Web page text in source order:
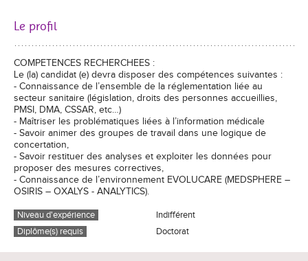
Le profil
COMPETENCES RECHERCHEES :
Le (la) candidat (e) devra disposer des compétences suivantes :
- Connaissance de l’ensemble de la réglementation liée au
secteur sanitaire (législation, droits des personnes accueillies,
PMSI, DMA, CSSAR, etc…)
- Maîtriser les problématiques liées à l’information médicale
- Savoir animer des groupes de travail dans une logique de
concertation,
- Savoir restituer des analyses et exploiter les données pour
proposer des mesures correctives,
- Connaissance de l’environnement EVOLUCARE (MEDSPHERE –
OSIRIS – OXALYS - ANALYTICS).
Niveau d'expérience
Indifférent
Diplôme(s) requis
Doctorat